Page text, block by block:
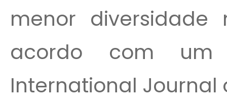
menor diversidade
acordo com um
International Journal